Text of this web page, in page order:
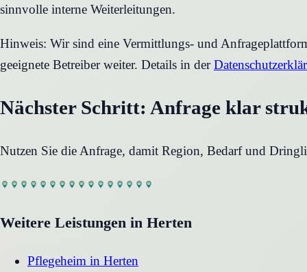
sinnvolle interne Weiterleitungen.
Hinweis: Wir sind eine Vermittlungs- und
geeignete Betreiber weiter. Details in der
Nächster Schritt: Anfrage klar
Nutzen Sie die Anfrage, damit Region, Bedarf und
Weitere Leistungen in Herten
Pflegeheim in Herten